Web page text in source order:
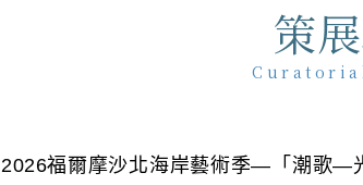
策
2026福爾摩沙北海岸藝術季—「潮歌—